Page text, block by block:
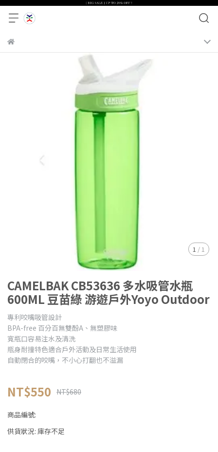
1 /1
CAMELBAK CB53636 多水吸管水瓶
600ML 豆苗綠 游遊戶外Yoyo Outdoor
專利咬嘴吸管設計
BPA-free 百分百無雙酚A、無塑膠味
寬瓶口容易注水及清洗
瓶身耐撞特色適合戶外活動及日常生活使用
自動閉合的咬嘴，不小心打翻也不溢漏
NT$550 NT$680
商品編號:
供貨狀況: 庫存不足